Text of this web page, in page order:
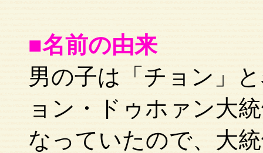
■名前の由来
男の子は「チョン」
ョン・ドゥホァン大
なっていたので、大